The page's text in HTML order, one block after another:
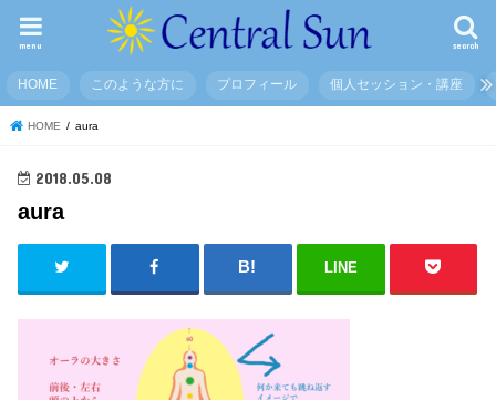
search
menu
HOME このような方に プロフィール 個人セッション・講座
HOME aura
2018.05.08
aura
LINE